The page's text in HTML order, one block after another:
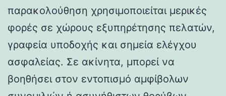
παρακολούθηση χρησιμοποιείται μερικές
φορές σε χώρους εξυπηρέτησης πελατών,
γραφεία υποδοχής και σημεία ελέγχου
ασφαλείας. Σε ακίνητα, μπορεί να
βοηθήσει στον εντοπισμό αμφίβολων